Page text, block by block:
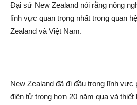
Đại sứ New Zealand nói rằng nông
lĩnh vực quan trọng nhất trong qua‌n
Zealand và Việt Nam.
New Zealand đã đi đầu trong lĩnh vực
điện t‌ử trong hơn 20 năm qua và thiết